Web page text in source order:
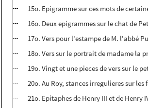
15o. Epigramme sur ces mots de
16o. Deux epigrammes sur le chat de
17o. Vers pour l'estampe de M. l'abbé
18o. Vers sur le portrait de madame la
19o. Vingt et une pieces de vers sur le
20o. Au Roy, stances irregulieres sur les
21o. Epitaphes de Henry III et de Henry